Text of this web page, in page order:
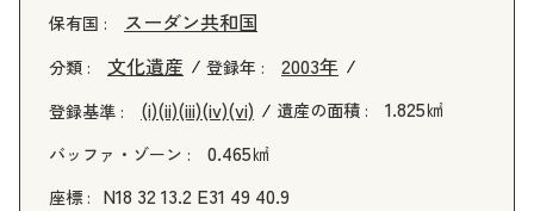
保有国 : スーダン共和国
分類 : 文化遺産 登録年 : 2003年
登録基準 : (i)(ii)(iii)(iv)(vi) 遺産の面積 : 1.825㎢
バッファ・ゾーン : 0.465㎢
座標 : N18 32 13.2 E31 49 40.9